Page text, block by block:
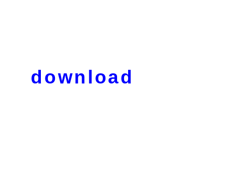
download